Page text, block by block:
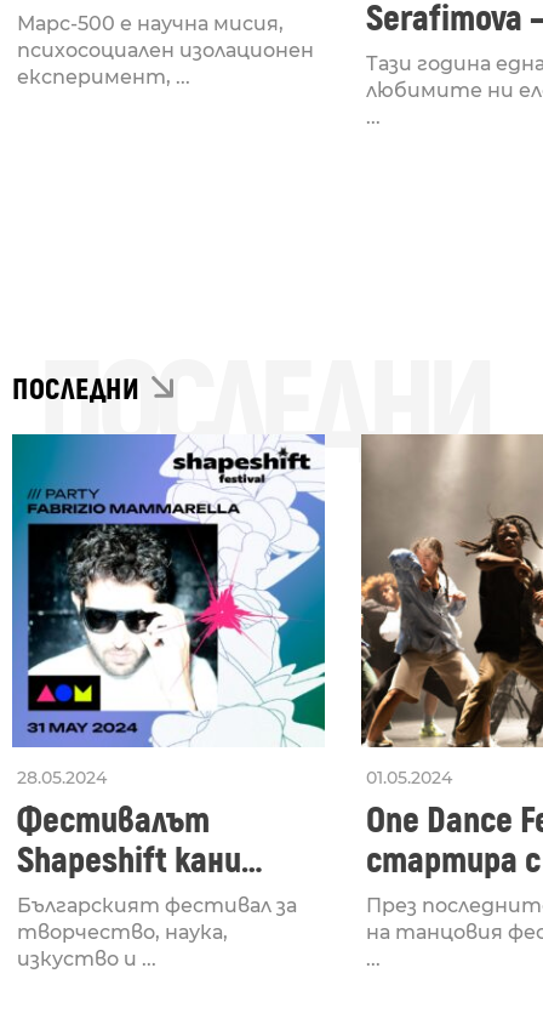
Марс-500 е научна мисия,
психосоциален изолационен
експеримент, ...
Serafimova
Тази година
любимите ни
...
ПОСЛЕДНИ
ПОСЛЕДНИ
28.05.2024
Фестивалът
Shapeshift кани
Fabrizio Mammarella
за откриването си
Българският фестивал за
творчество, наука,
изкуство и ...
01.05.2024
One Dance
стартира
Lucid,
рейв
През
на танцовия
...